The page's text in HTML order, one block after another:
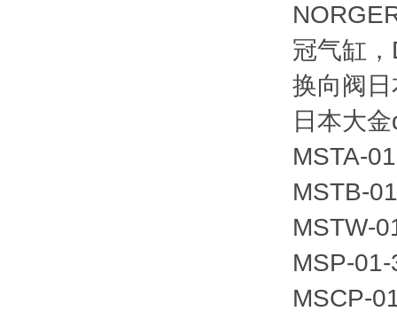
冠气缸
换向阀
日本大
MSTA-
MSTB-
MSTW-
MSP-
MSCP-